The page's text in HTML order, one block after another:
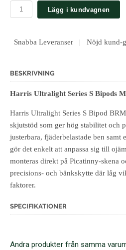
Lägg i kundvagnen
Snabba Leveranser | Nöjd kund-
BESKRIVNING
Harris Ultralight Series S Bipods
Harris Ultralight Series S Bipod
skjutstöd som ger hög stabilitet och
justerbara, fjäderbelastade ben samt
gör det enkelt att anpassa sig till
monteras direkt på Picatinny-skena
precisions- och bänkskytte där låg
faktorer.
SPECIFIKATIONER
Andra produkter från samma